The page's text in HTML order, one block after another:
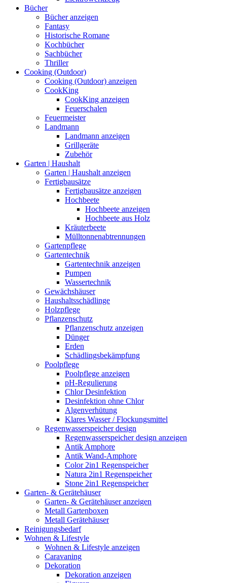
Bücher
Bücher anzeigen
Fantasy
Historische Romane
Kochbücher
Sachbücher
Thriller
Cooking (Outdoor)
Cooking (Outdoor) anzeigen
CookKing
CookKing anzeigen
Feuerschalen
Feuermeister
Landmann
Landmann anzeigen
Grillgeräte
Zubehör
Garten | Haushalt
Garten | Haushalt anzeigen
Fertigbausätze
Fertigbausätze anzeigen
Hochbeete
Hochbeete anzeigen
Hochbeete aus Holz
Kräuterbeete
Mülltonnenabtrennungen
Gartenpflege
Gartentechnik
Gartentechnik anzeigen
Pumpen
Wassertechnik
Gewächshäuser
Haushaltsschädlinge
Holzpflege
Pflanzenschutz
Pflanzenschutz anzeigen
Dünger
Erden
Schädlingsbekämpfung
Poolpflege
Poolpflege anzeigen
pH-Regulierung
Chlor Desinfektion
Desinfektion ohne Chlor
Algenverhütung
Klares Wasser / Flockungsmittel
Regenwasserspeicher design
Regenwasserspeicher design anzeigen
Antik Amphore
Antik Wand-Amphore
Color 2in1 Regenspeicher
Natura 2in1 Regenspeicher
Stone 2in1 Regenspeicher
Garten- & Gerätehäuser
Garten- & Gerätehäuser anzeigen
Metall Gartenboxen
Metall Gerätehäuser
Reinigungsbedarf
Wohnen & Lifestyle
Wohnen & Lifestyle anzeigen
Caravaning
Dekoration
Dekoration anzeigen